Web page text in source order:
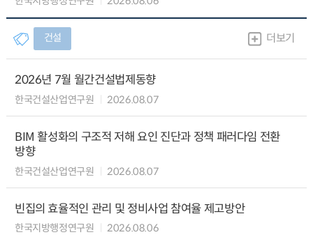
건설 더보기
2026년 7월 월간건설법제동향
한국건설산업연구원 2026.08.07
BIM 활성화의 구조적 저해 요인 진단과 정책 패러다임 전환
방향
한국건설산업연구원 2026.08.07
빈집의 효율적인 관리 및 정비사업 참여율 제고방안
한국지방행정연구원 2026.08.06